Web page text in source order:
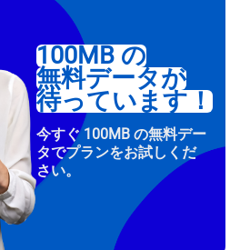
100MB の
無料データが
待っています！
今すぐ 100MB の無料デー
タでプランをお試しくだ
さい。